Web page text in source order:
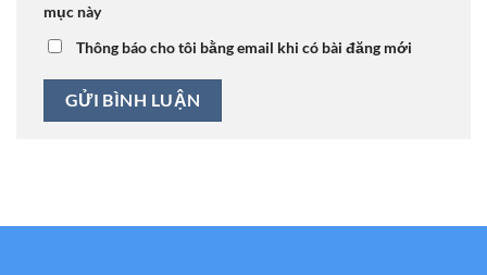
mục này
Thông báo cho tôi bằng email khi có bài đăng mới